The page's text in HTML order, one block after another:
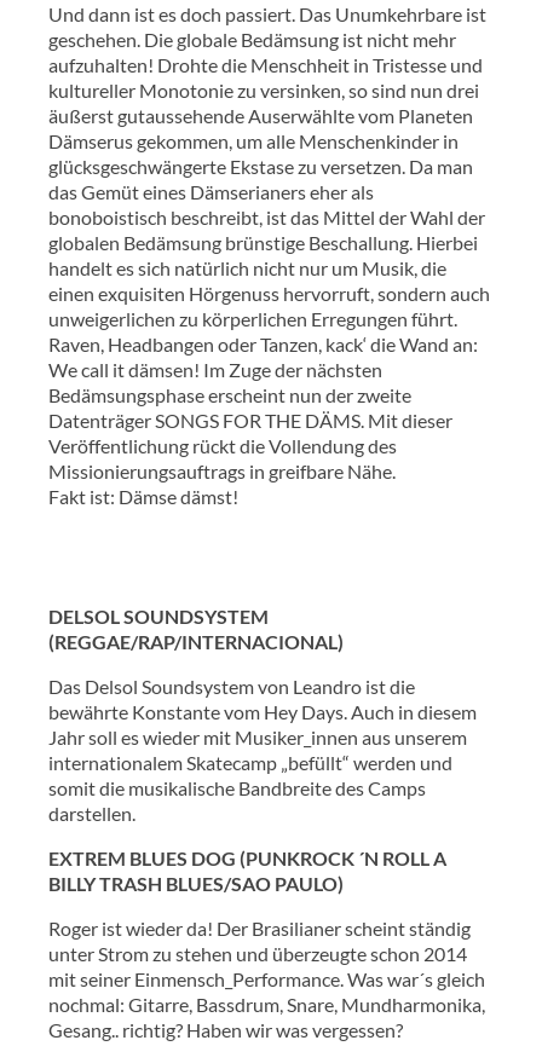
Und dann ist es doch passiert. Das Unumkehrbare ist
geschehen. Die globale Bedämsung ist nicht mehr
aufzuhalten! Drohte die Menschheit in Tristesse und
kultureller Monotonie zu versinken, so sind nun drei
äußerst gutaussehende Auserwählte vom Planeten
Dämserus gekommen, um alle Menschenkinder in
glücksgeschwängerte Ekstase zu versetzen. Da man
das Gemüt eines Dämserianers eher als
bonoboistisch beschreibt, ist das Mittel der Wahl der
globalen Bedämsung brünstige Beschallung. Hierbei
handelt es sich natürlich nicht nur um Musik, die
einen exquisiten Hörgenuss hervorruft, sondern auch
unweigerlichen zu körperlichen Erregungen führt.
Raven, Headbangen oder Tanzen, kack‘ die Wand an:
We call it ‪dämsen! Im Zuge der nächsten
Bedämsungsphase erscheint nun der zweite
Datenträger SONGS FOR THE DÄMS. Mit dieser
Veröffentlichung rückt die Vollendung des
Missionierungsauftrags in greifbare Nähe.
Fakt ist: Dämse dämst!
DELSOL SOUNDSYSTEM
(REGGAE/RAP/INTERNACIONAL)
Das Delsol Soundsystem von Leandro ist die
bewährte Konstante vom Hey Days. Auch in diesem
Jahr soll es wieder mit Musiker_innen aus unserem
internationalem Skatecamp „befüllt“ werden und
somit die musikalische Bandbreite des Camps
darstellen.
EXTREM BLUES DOG (PUNKROCK ´N ROLL A
BILLY TRASH BLUES/SAO PAULO)
Roger ist wieder da! Der Brasilianer scheint ständig
unter Strom zu stehen und überzeugte schon 2014
mit seiner Einmensch_Performance. Was war´s gleich
nochmal: Gitarre, Bassdrum, Snare, Mundharmonika,
Gesang.. richtig? Haben wir was vergessen?